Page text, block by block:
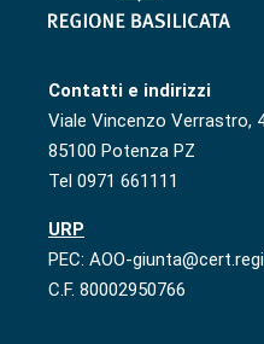
Contatti e indirizzi
Viale Vincenzo Verrastro,
85100 Potenza PZ
Tel 0971 661111
URP
PEC: AOO-
C.F. 80002950766